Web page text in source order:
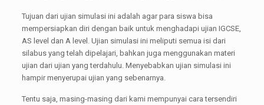
Tujuan dari ujian simulasi ini adalah agar para siswa bisa
mempersiapkan diri dengan baik untuk menghadapi ujian IGCSE,
AS level dan A level. Ujian simulasi ini meliputi semua isi dari
silabus yang telah dipelajari, bahkan juga menggunakan materi
ujian dari ujian yang terdahulu. Menyebabkan ujian simulasi ini
hampir menyerupai ujian yang sebenarnya.
Tentu saja, masing-masing dari kami mempunyai cara tersendiri